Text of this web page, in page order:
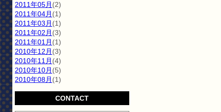
2011年05月 (2)
2011年04月 (1)
2011年03月 (1)
2011年02月 (3)
2011年01月 (1)
2010年12月 (3)
2010年11月 (4)
2010年10月 (5)
2010年08月 (1)
CONTACT